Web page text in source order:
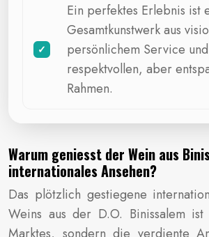
Ein perfektes Erlebnis ist
Gesamtkunstwerk aus
persönlichem Service
respektvollen, aber
Rahmen.
Warum geniesst der Wein aus
internationales Ansehen?
Das plötzlich gestiegene
Weins aus der D.O. Binissalem
Marktes, sondern die verdiente